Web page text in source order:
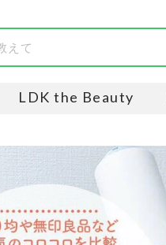
LDK the Beauty